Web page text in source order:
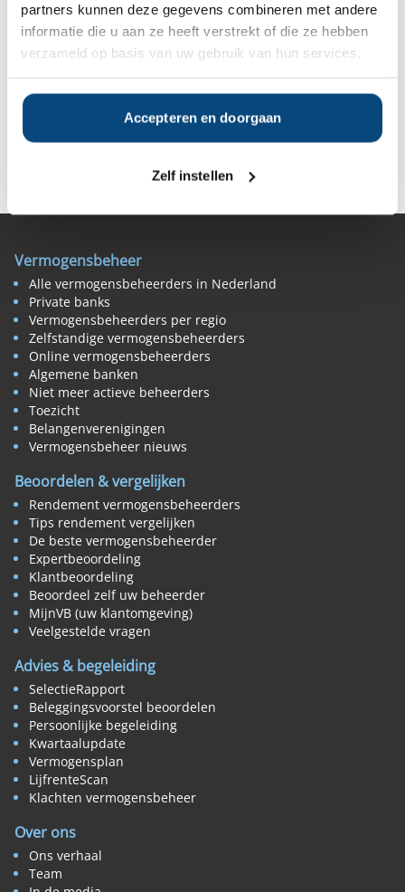
partners kunnen deze gegevens combineren met andere
informatie die u aan ze heeft verstrekt of die ze hebben
verzameld op basis van uw gebruik van hun services.
Accepteren en doorgaan
Zelf instellen
Wat is het juiste moment om een vermogensplanner
in te schakelen?
Vermogensbeheer
Alle vermogensbeheerders in Nederland
Private banks
Vermogensbeheerders per regio
Zelfstandige vermogensbeheerders
Online vermogensbeheerders
Algemene banken
Niet meer actieve beheerders
Toezicht
Belangenverenigingen
Vermogensbeheer nieuws
Beoordelen & vergelijken
Rendement vermogensbeheerders
Tips rendement vergelijken
De beste vermogensbeheerder
Expertbeoordeling
Klantbeoordeling
Beoordeel zelf uw beheerder
MijnVB (uw klantomgeving)
Veelgestelde vragen
Advies & begeleiding
SelectieRapport
Beleggingsvoorstel beoordelen
Persoonlijke begeleiding
Kwartaalupdate
Vermogensplan
LijfrenteScan
Klachten vermogensbeheer
Over ons
Ons verhaal
Team